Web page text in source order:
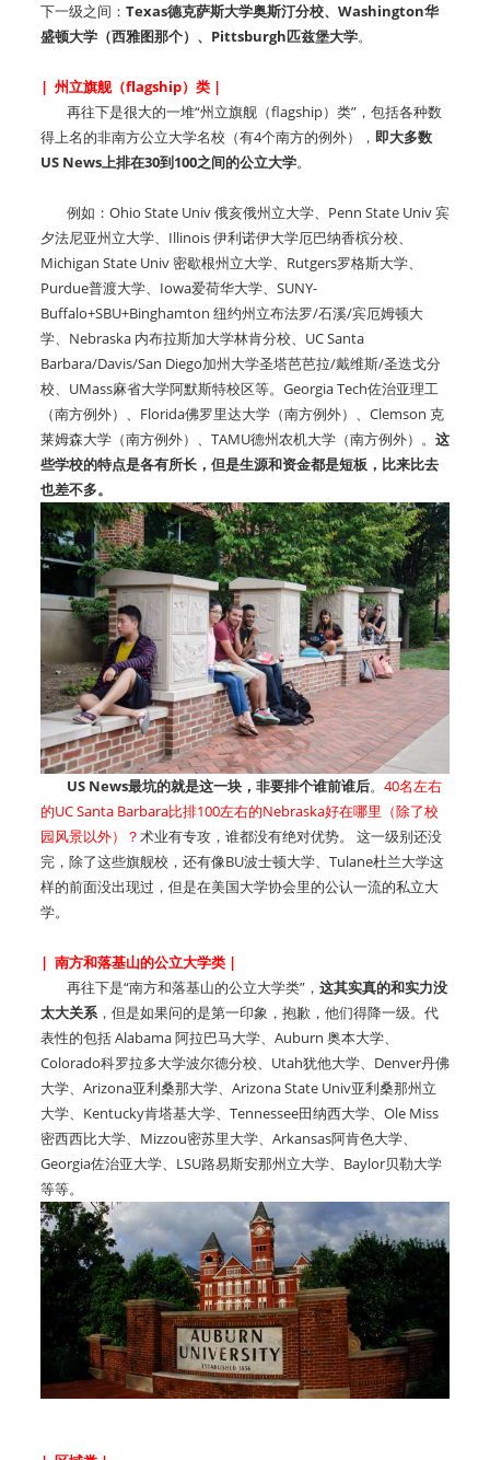
下一级之间： Texas德克萨斯大学奥斯汀分校、Washington华
盛顿大学（西雅图那个）、Pittsburgh匹兹堡大学。
| 州立旗舰（flagship）类 |
再往下是很大的一堆“州立旗舰（flagship）类”，包括各种数
得上名的非南方公立大学名校（有4个南方的例外）， 即大多数
US News上排在30到100之间的公立大学。
例如：Ohio State Univ 俄亥俄州立大学、Penn State Univ 宾
夕法尼亚州立大学、Illinois 伊利诺伊大学厄巴纳香槟分校、
Michigan State Univ 密歇根州立大学、Rutgers罗格斯大学、
Purdue普渡大学、Iowa爱荷华大学、SUNY-
Buffalo+SBU+Binghamton 纽约州立布法罗/石溪/宾厄姆顿大
学、Nebraska 内布拉斯加大学林肯分校、UC Santa
Barbara/Davis/San Diego加州大学圣塔芭芭拉/戴维斯/圣迭戈分
校、UMass麻省大学阿默斯特校区等。Georgia Tech佐治亚理工
（南方例外）、Florida佛罗里达大学（南方例外）、Clemson 克
莱姆森大学（南方例外）、TAMU德州农机大学（南方例外）。 这
些学校的特点是各有所长，但是生源和资金都是短板，比来比去
也差不多。
US News最坑的就是这一块，非要排个谁前谁后。 40名左右
的UC Santa Barbara比排100左右的Nebraska好在哪里（除了校
园风景以外）？术业有专攻，谁都没有绝对优势。 这一级别还没
完，除了这些旗舰校，还有像BU波士顿大学、Tulane杜兰大学这
样的前面没出现过，但是在美国大学协会里的公认一流的私立大
学。
| 南方和落基山的公立大学类 |
再往下是“南方和落基山的公立大学类”， 这其实真的和实力没
太大关系，但是如果问的是第一印象，抱歉，他们得降一级。代
表性的包括 Alabama 阿拉巴马大学、Auburn 奥本大学、
Colorado科罗拉多大学波尔德分校、Utah犹他大学、Denver丹佛
大学、Arizona亚利桑那大学、Arizona State Univ亚利桑那州立
大学、Kentucky肯塔基大学、Tennessee田纳西大学、Ole Miss
密西西比大学、Mizzou密苏里大学、Arkansas阿肯色大学、
Georgia佐治亚大学、LSU路易斯安那州立大学、Baylor贝勒大学
等等。